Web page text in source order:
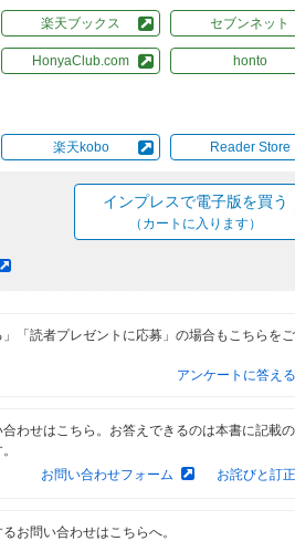
楽天ブックス セブンネット
HonyaClub.com honto
楽天kobo Reader Store
インプレスで電子版を買う
（カートに入ります）
」「読者プレゼントに応募」の場合もこちらを
アンケートに答える
わせはこちら。お答えできるのは本書に記載
お問い合わせフォーム
お詫びと訂正
お問い合わせはこちらへ。